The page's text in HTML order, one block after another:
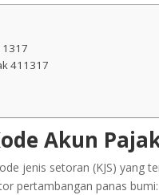
411317
Akun
jenis setoran (KJS) yang
pertambangan panas bumi: